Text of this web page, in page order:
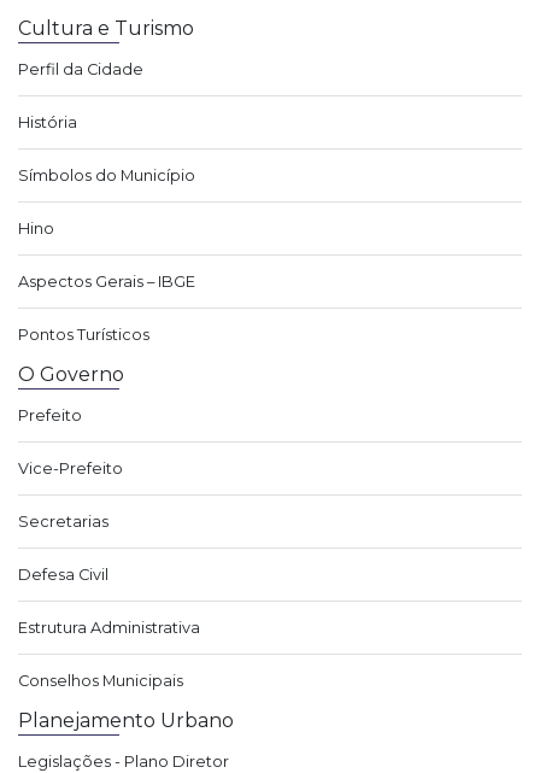
Cultura e Turismo
Perfil da Cidade
História
Símbolos do Município
Hino
Aspectos Gerais – IBGE
Pontos Turísticos
O Governo
Prefeito
Vice-Prefeito
Secretarias
Defesa Civil
Estrutura Administrativa
Conselhos Municipais
Planejamento Urbano
Legislações - Plano Diretor